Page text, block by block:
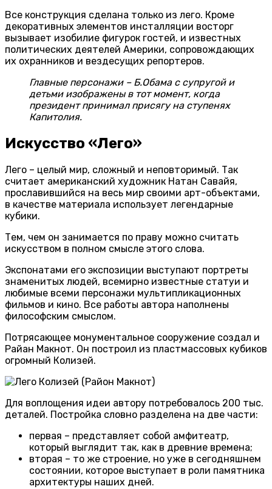
Все конструкция сделана только из лего. Кроме
декоративных элементов инсталляции восторг
вызывает изобилие фигурок гостей, и известных
политических деятелей Америки, сопровождающих
их охранников и вездесущих репортеров.
Главные персонажи – Б.Обама с супругой и
детьми изображены в тот момент, когда
президент принимал присягу на ступенях
Капитолия.
Искусство «Лего»
Лего – целый мир, сложный и неповторимый. Так
считает американский художник Натан Савайя,
прославившийся на весь мир своими арт-объектами,
в качестве материала использует легендарные
кубики.
Тем, чем он занимается по праву можно считать
искусством в полном смысле этого слова.
Экспонатами его экспозиции выступают портреты
знаменитых людей, всемирно известные статуи и
любимые всеми персонажи мультипликационных
фильмов и кино. Все работы автора наполнены
философским смыслом.
Потрясающее монументальное сооружение создал и
Райан Макнот. Он построил из пластмассовых кубиков
огромный Колизей.
Для воплощения идеи автору потребовалось 200 тыс.
деталей. Постройка словно разделена на две части:
первая – представляет собой амфитеатр,
который выглядит так, как в древние времена;
вторая – то же строение, но уже в сегодняшнем
состоянии, которое выступает в роли памятника
архитектуры наших дней.